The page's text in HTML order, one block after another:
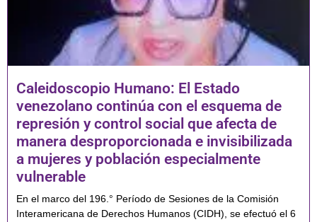
Caleidoscopio Humano: El Estado
venezolano continúa con el esquema de
represión y control social que afecta de
manera desproporcionada e invisibilizada
a mujeres y población especialmente
vulnerable
En el marco del 196.° Período de Sesiones de la Comisión
Interamericana de Derechos Humanos (CIDH), se efectuó el 6